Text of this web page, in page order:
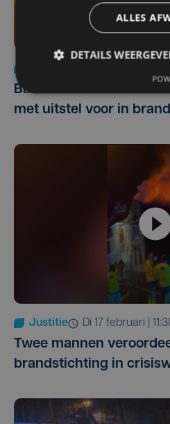
Barcelona-fan riskeert
met uitstel voor in
Justitie di 17 februari |
Twee mannen
brandstichting in
ALLES
DETAILS